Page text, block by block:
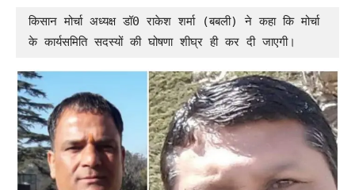
किसान मोर्चा अध्यक्ष डॉ0 राकेश शर्मा (बबली) ने कहा कि मोर्चा
के कार्यसमिति सदस्यों की घोषणा शीघ्र ही कर दी जाएगी।